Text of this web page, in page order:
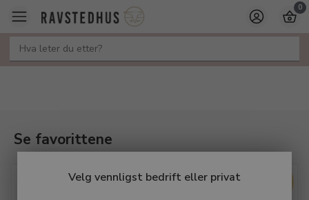
Velg vennligst bedrift eller privat
0
Se favorittene